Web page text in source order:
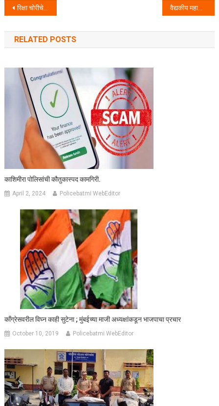
Post navigation
रिक्षा चोरीचे ११ गुन्हे उघडकीस आणून मुदेदमाल जप्त-नवघर पोलीस ठाणे यांची कामगिरी. वैद्यकीय महाविद्यालयामध्ये प्रवेश देण्याचे आमिष दाखवून विद्यार्थ्यांची लाखो रुपयांची फसवणुक करणा-या आरोपीस माणिकपुर पोलिसांनी केली अटक.
RELATED POSTS
काशिमीरा पोलिसांची कौतुकास्पद कामगिरी.
April 2, 2024 Policebatmi WebEditor
काँग्रेसवरील विघ्न काही सुटेना ; मुंबईच्या माजी अध्यक्षांकडून भाजपाचा प्रचार
October 10, 2019 Policebatmi WebEditor